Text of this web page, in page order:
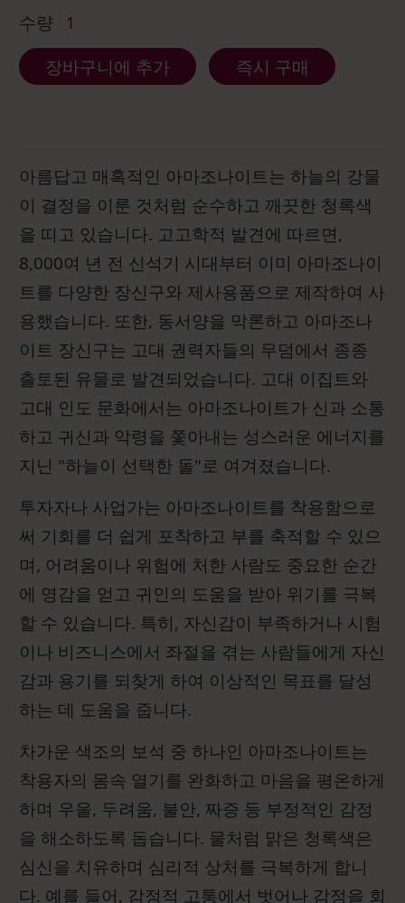
수량 1
장바구니에 추가 즉시 구매
아름답고 매혹적인 아마조나이트는 하늘의 강물
이 결정을 이룬 것처럼 순수하고 깨끗한 청록색
을 띠고 있습니다. 고고학적 발견에 따르면,
8,000여 년 전 신석기 시대부터 이미 아마조나이
트를 다양한 장신구와 제사용품으로 제작하여 사
용했습니다. 또한, 동서양을 막론하고 아마조나
이트 장신구는 고대 권력자들의 무덤에서 종종
출토된 유물로 발견되었습니다. 고대 이집트와
고대 인도 문화에서는 아마조나이트가 신과 소통
하고 귀신과 악령을 쫓아내는 성스러운 에너지를
지닌 "하늘이 선택한 돌"로 여겨졌습니다.
투자자나 사업가는 아마조나이트를 착용함으로
써 기회를 더 쉽게 포착하고 부를 축적할 수 있으
며, 어려움이나 위험에 처한 사람도 중요한 순간
에 영감을 얻고 귀인의 도움을 받아 위기를 극복
할 수 있습니다. 특히, 자신감이 부족하거나 시험
이나 비즈니스에서 좌절을 겪는 사람들에게 자신
감과 용기를 되찾게 하여 이상적인 목표를 달성
하는 데 도움을 줍니다.
차가운 색조의 보석 중 하나인 아마조나이트는
착용자의 몸속 열기를 완화하고 마음을 평온하게
하며 우울, 두려움, 불안, 짜증 등 부정적인 감정
을 해소하도록 돕습니다. 물처럼 맑은 청록색은
심신을 치유하며 심리적 상처를 극복하게 합니
다. 예를 들어, 감정적 고통에서 벗어나 감정을 회